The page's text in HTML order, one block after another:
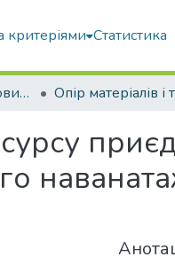
критеріями Статистика
Вибрані статті з наукових збірників КНУБА